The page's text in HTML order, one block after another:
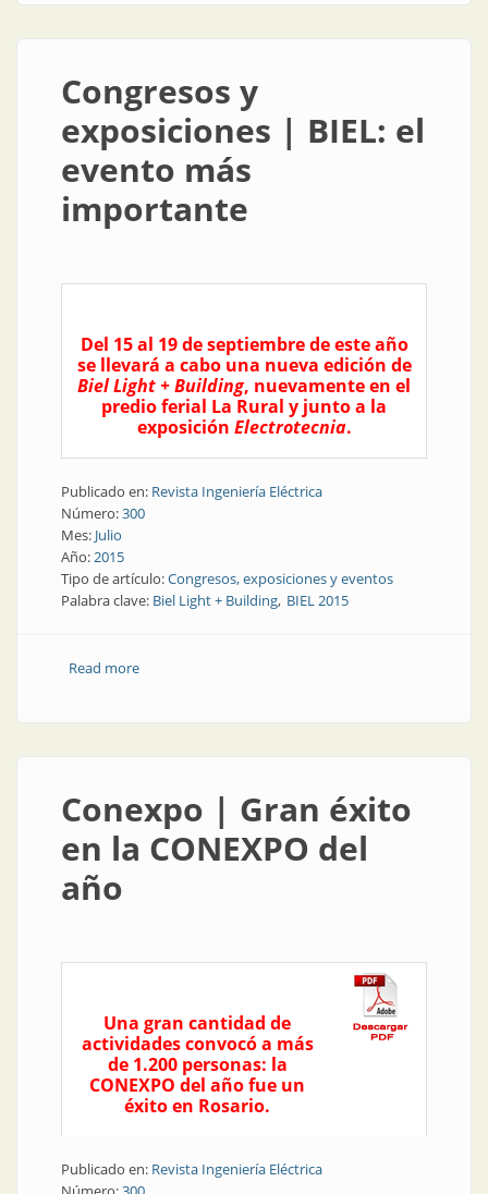
Congresos y
exposiciones | BIEL: el
evento más
importante
Del 15 al 19 de septiembre de este año
se llevará a cabo una nueva edición de
Biel Light + Building, nuevamente en el
predio ferial La Rural y junto a la
exposición Electrotecnia.
Publicado en: Revista Ingeniería Eléctrica
Número:300
Mes: Julio
Año:2015
Tipo de artículo:Congresos, exposiciones y eventos
Palabra clave: Biel Light + Building BIEL 2015
Read moreabout Congresos y exposiciones | BIEL: el evento más
Conexpo | Gran éxito
en la CONEXPO del
año
Una gran cantidad de
actividades convocó a más
de 1.200 personas: la
CONEXPO del año fue un
éxito en Rosario.
Publicado en: Revista Ingeniería Eléctrica